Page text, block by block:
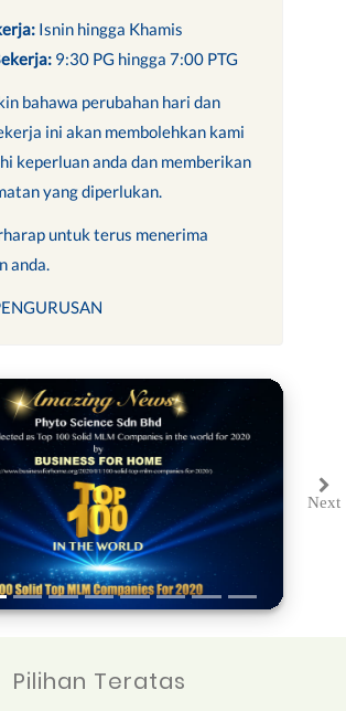
Isnin hingga Khamis
9:30 PG hingga 7:00 PTG
bahawa perubahan hari dan
ini akan membolehkan kami
keperluan anda dan memberikan
yang diperlukan.
untuk terus menerima
anda.
Next
Pilihan Teratas